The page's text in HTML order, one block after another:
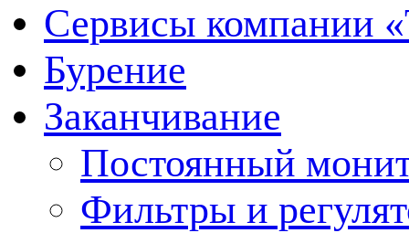
Сервисы компании
Бурение
Заканчивание
Постоянный
Фильтры и